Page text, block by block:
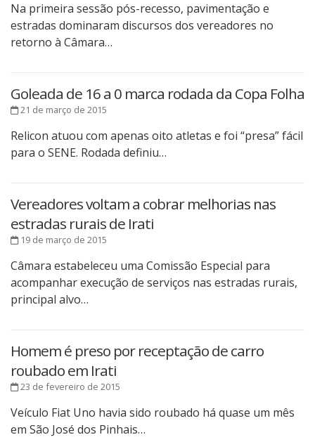
Na primeira sessão pós-recesso, pavimentação e
estradas dominaram discursos dos vereadores no
retorno à Câmara…
Goleada de 16 a 0 marca rodada da Copa Folha
21 de março de 2015
Relicon atuou com apenas oito atletas e foi “presa” fácil
para o SENE. Rodada definiu…
Vereadores voltam a cobrar melhorias nas
estradas rurais de Irati
19 de março de 2015
Câmara estabeleceu uma Comissão Especial para
acompanhar execução de serviços nas estradas rurais,
principal alvo…
Homem é preso por receptação de carro
roubado em Irati
23 de fevereiro de 2015
Veículo Fiat Uno havia sido roubado há quase um mês
em São José dos Pinhais…